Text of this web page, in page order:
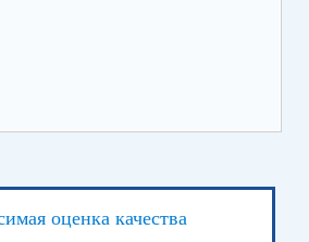
оценка качества